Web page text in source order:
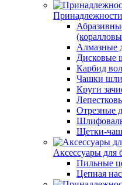
Алмазные
Дисковые
Карбид
Чашки
Круги
Отрезные
Щетки-
Аксессуары для
Пильные
Цепная